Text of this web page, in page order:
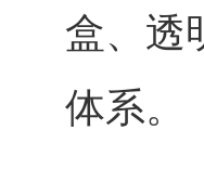
盒、透
体系。